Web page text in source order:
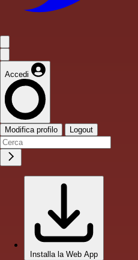
Accedi
Modifica profilo Logout
Installa la Web App